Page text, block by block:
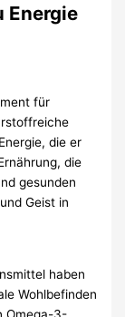
Energie
für
die er
die
gesunden
Geist in
haben
Wohlbefinden